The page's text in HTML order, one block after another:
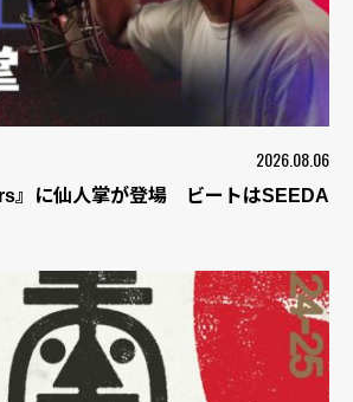
2026.08.06
』に仙人掌が登場 ビートはSEEDA